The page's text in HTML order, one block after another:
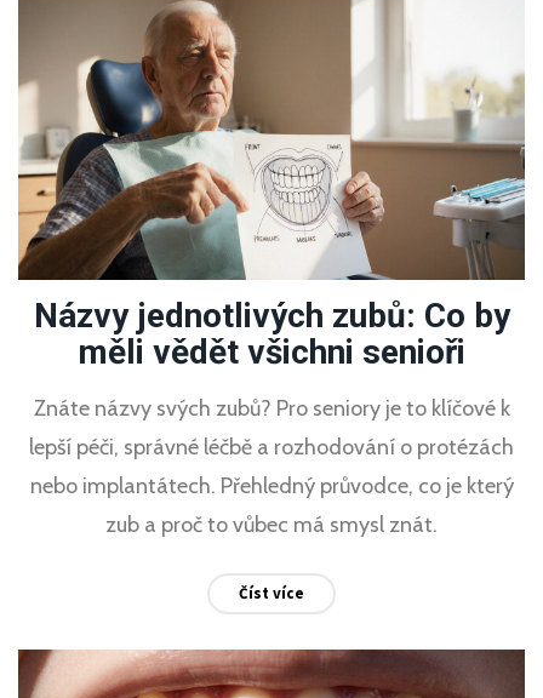
Názvy jednotlivých zubů: Co by
měli vědět všichni senioři
Znáte názvy svých zubů? Pro seniory je to klíčové k
lepší péči, správné léčbě a rozhodování o protézách
nebo implantátech. Přehledný průvodce, co je který
zub a proč to vůbec má smysl znát.
Číst více